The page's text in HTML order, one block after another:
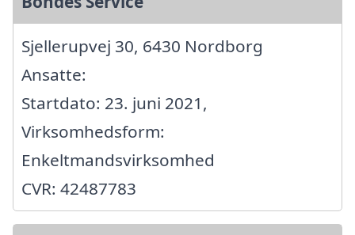
Sjellerupvej 30, 6430 Nordborg
Ansatte:
Startdato: 23. juni 2021,
Virksomhedsform:
Enkeltmandsvirksomhed
CVR: 42487783